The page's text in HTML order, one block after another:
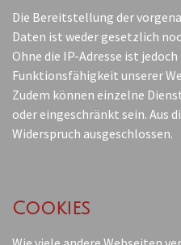
Die Bereitstellung der
Daten ist weder gesetzlich
Ohne die IP-Adresse ist
Funktionsfähigkeit unserer
Zudem können einzelne
oder eingeschränkt sein. Aus
Widerspruch ausgeschlossen.
Cookies